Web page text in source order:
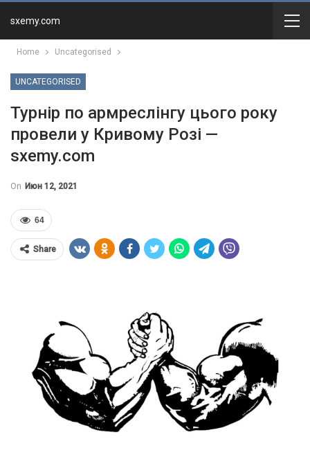
sxemy.com
Home Uncategorised
UNCATEGORISED
Турнір по армреслінгу цього року
провели у Кривому Розі —
sxemy.com
On Июн 12, 2021
64
Share